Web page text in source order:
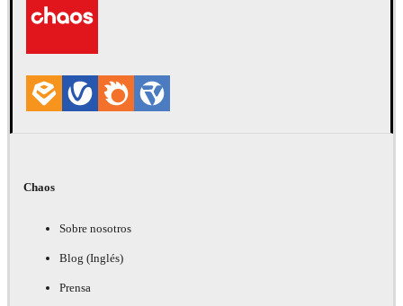
Chaos
Sobre nosotros
Blog (Inglés)
Prensa